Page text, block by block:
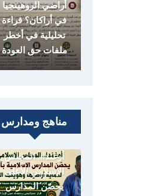
أراضي الروهينجيا
في أراكان؟ قراءة
تحليلية في أخطر
ملفات حق العودة
مناهج ومدارس
أوغندا.. المجلس
الإسلامي الأعلى
يحصّن المدارس